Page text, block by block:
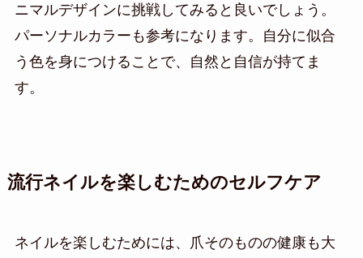
ニマルデザインに挑戦してみると良いでしょう。
パーソナルカラーも参考になります。自分に似合
う色を身につけることで、自然と自信が持てま
す。
流行ネイルを楽しむためのセルフケア
ネイルを楽しむためには、爪そのものの健康も大